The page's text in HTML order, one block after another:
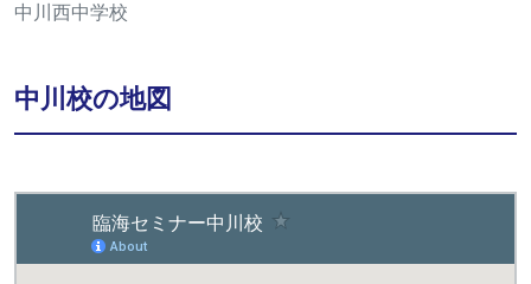
中川西中学校
中川校の地図